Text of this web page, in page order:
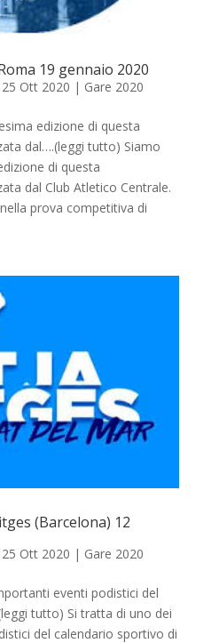
19 gennaio 2020
25 Ott 2020 | Gare 2020
edizione di questa
dal….(leggi tutto) Siamo
di questa
dal Club Atletico Centrale.
prova competitiva di
(Barcelona) 12
25 Ott 2020 | Gare 2020
eventi podistici del
tutto) Si tratta di uno dei
del calendario sportivo di